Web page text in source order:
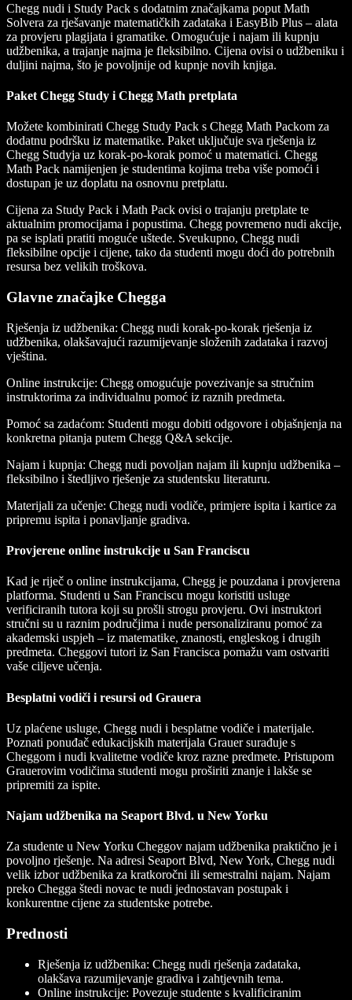
Chegg nudi i Study Pack s dodatnim značajkama poput Math
Solvera za rješavanje matematičkih zadataka i EasyBib Plus – alata
za provjeru plagijata i gramatike. Omogućuje i najam ili kupnju
udžbenika, a trajanje najma je fleksibilno. Cijena ovisi o udžbeniku i
duljini najma, što je povoljnije od kupnje novih knjiga.
Paket Chegg Study i Chegg Math pretplata
Možete kombinirati Chegg Study Pack s Chegg Math Packom za
dodatnu podršku iz matematike. Paket uključuje sva rješenja iz
Chegg Studyja uz korak‑po‑korak pomoć u matematici. Chegg
Math Pack namijenjen je studentima kojima treba više pomoći i
dostupan je uz doplatu na osnovnu pretplatu.
Cijena za Study Pack i Math Pack ovisi o trajanju pretplate te
aktualnim promocijama i popustima. Chegg povremeno nudi akcije,
pa se isplati pratiti moguće uštede. Sveukupno, Chegg nudi
fleksibilne opcije i cijene, tako da studenti mogu doći do potrebnih
resursa bez velikih troškova.
Glavne značajke Chegga
Rješenja iz udžbenika: Chegg nudi korak‑po‑korak rješenja iz
udžbenika, olakšavajući razumijevanje složenih zadataka i razvoj
vještina.
Online instrukcije: Chegg omogućuje povezivanje sa stručnim
instruktorima za individualnu pomoć iz raznih predmeta.
Pomoć sa zadaćom: Studenti mogu dobiti odgovore i objašnjenja na
konkretna pitanja putem Chegg Q&A sekcije.
Najam i kupnja: Chegg nudi povoljan najam ili kupnju udžbenika –
fleksibilno i štedljivo rješenje za studentsku literaturu.
Materijali za učenje: Chegg nudi vodiče, primjere ispita i kartice za
pripremu ispita i ponavljanje gradiva.
Provjerene online instrukcije u San Franciscu
Kad je riječ o online instrukcijama, Chegg je pouzdana i provjerena
platforma. Studenti u San Franciscu mogu koristiti usluge
verificiranih tutora koji su prošli strogu provjeru. Ovi instruktori
stručni su u raznim područjima i nude personaliziranu pomoć za
akademski uspjeh – iz matematike, znanosti, engleskog i drugih
predmeta. Cheggovi tutori iz San Francisca pomažu vam ostvariti
vaše ciljeve učenja.
Besplatni vodiči i resursi od Grauera
Uz plaćene usluge, Chegg nudi i besplatne vodiče i materijale.
Poznati ponuđač edukacijskih materijala Grauer surađuje s
Cheggom i nudi kvalitetne vodiče kroz razne predmete. Pristupom
Grauerovim vodičima studenti mogu proširiti znanje i lakše se
pripremiti za ispite.
Najam udžbenika na Seaport Blvd. u New Yorku
Za studente u New Yorku Cheggov najam udžbenika praktično je i
povoljno rješenje. Na adresi Seaport Blvd, New York, Chegg nudi
velik izbor udžbenika za kratkoročni ili semestralni najam. Najam
preko Chegga štedi novac te nudi jednostavan postupak i
konkurentne cijene za studentske potrebe.
Prednosti
Rješenja iz udžbenika: Chegg nudi rješenja zadataka,
olakšava razumijevanje gradiva i zahtjevnih tema.
Online instrukcije: Povezuje studente s kvalificiranim